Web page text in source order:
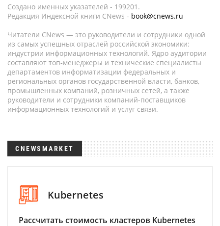
Создано именных указателей - 199201.
Редакция Индексной книги CNews - book@cnews.ru
Читатели CNews — это руководители и сотрудники одной
из самых успешных отраслей российской экономики:
индустрии информационных технологий. Ядро аудитории
составляют топ-менеджеры и технические специалисты
департаментов информатизации федеральных и
региональных органов государственной власти, банков,
промышленных компаний, розничных сетей, а также
руководители и сотрудники компаний-поставщиков
информационных технологий и услуг связи.
CNEWSMARKET
Kubernetes
Рассчитать стоимость кластеров Kubernetes